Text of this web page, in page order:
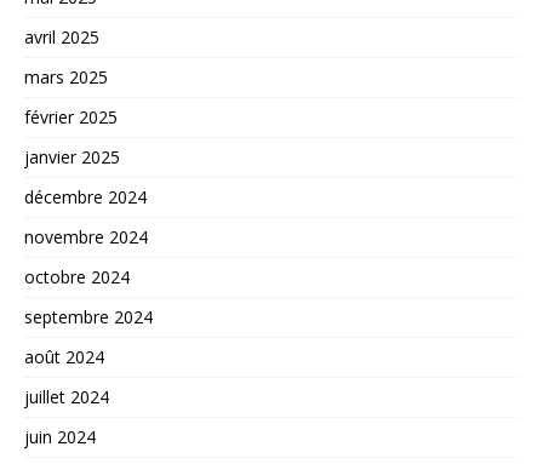
avril 2025
mars 2025
février 2025
janvier 2025
décembre 2024
novembre 2024
octobre 2024
septembre 2024
août 2024
juillet 2024
juin 2024